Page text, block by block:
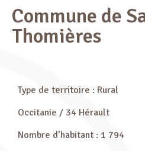
Commune de
Thomières
Type de territoire : Rural
Occitanie / 34 Hérault
Nombre d’habitant : 1 794